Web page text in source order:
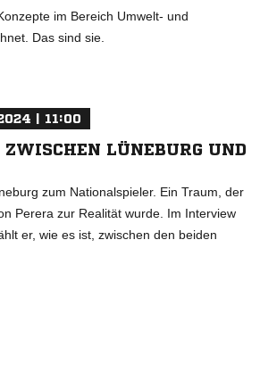
im Bereich Umwelt- und
Das sind sie.
| 11:00
ZWISCHEN LÜNEBURG UND
zum Nationalspieler. Ein Traum, der
Perera zur Realität wurde. Im Interview
er, wie es ist, zwischen den beiden